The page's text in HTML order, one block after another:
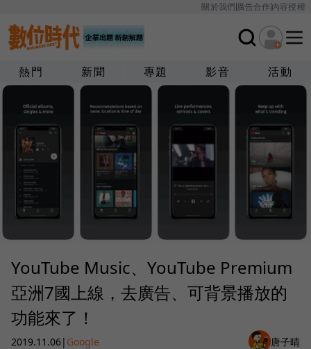
關於我們廣告合作內容授權
熱門 新聞 專題 影音 活動
YouTube Music、YouTube Premium
亞洲7國上線，去廣告、可背景播放的
功能來了！
2019.11.06| Google 唐子晴